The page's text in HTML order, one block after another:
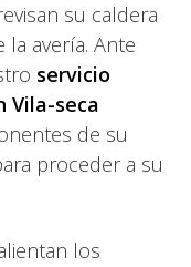
su caldera
avería. Ante
servicio
Vila-seca
de su
proceder a su
los